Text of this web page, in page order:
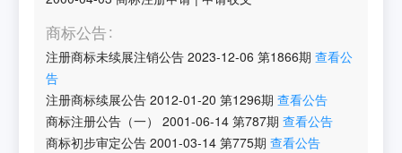
商标公告
注册商标未续展注销公告 2023-12-06 第1866期 查看公
告
注册商标续展公告 2012-01-20 第1296期 查看公告
商标注册公告（一）
2001-06-14 第787期 查看公告
商标初步审定公告 2001-03-14 第775期 查看公告